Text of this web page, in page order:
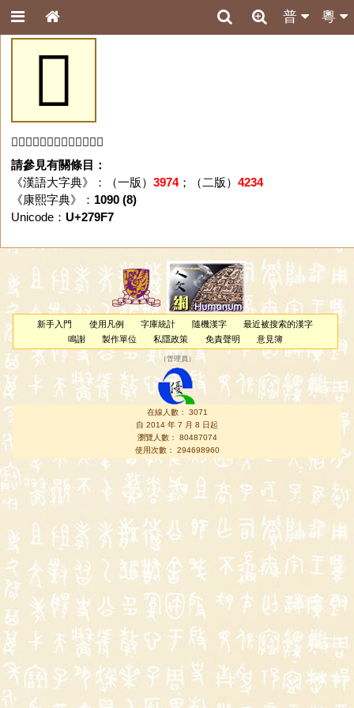
粵
普
𧧷
「𧧷」字未收錄於本資料庫。
請參見有關條目：
《漢語大字典》：（一版） 3974；（二版） 4234
《康熙字典》： 1090 (8)
Unicode： U+279F7
新手入門 使用凡例 字庫統計 隨機漢字
最近被搜索的漢字
鳴謝
製作單位 私隱政策 免責聲明 意見簿
（管理員 ）
在線人數： 3071
自 2014 年 7 月 8 日起
瀏覽人數： 80487074
使用次數： 294698960